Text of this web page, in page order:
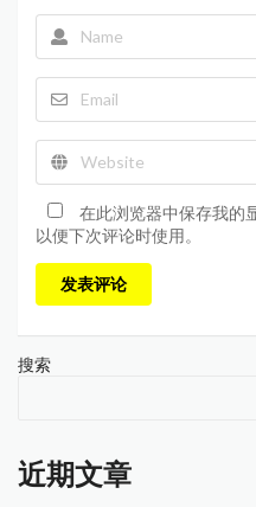
在此浏览器中保存我的
以便下次评论时使用。
发表评论
搜索
近期文章